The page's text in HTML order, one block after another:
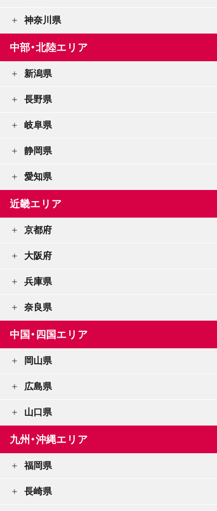
神奈川県
中部・北陸エリア
新潟県
長野県
岐阜県
静岡県
愛知県
近畿エリア
京都府
大阪府
兵庫県
奈良県
中国・四国エリア
岡山県
広島県
山口県
九州・沖縄エリア
福岡県
長崎県